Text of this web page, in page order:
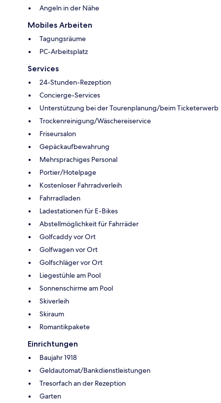
Angeln in der Nähe
Mobiles Arbeiten
Tagungsräume
PC-Arbeitsplatz
Services
24-Stunden-Rezeption
Concierge-Services
Unterstützung bei der Tourenplanung/beim Ticketerwerb
Trockenreinigung/Wäschereiservice
Friseursalon
Gepäckaufbewahrung
Mehrsprachiges Personal
Portier/Hotelpage
Kostenloser Fahrradverleih
Fahrradladen
Ladestationen für E-Bikes
Abstellmöglichkeit für Fahrräder
Golfcaddy vor Ort
Golfwagen vor Ort
Golfschläger vor Ort
Liegestühle am Pool
Sonnenschirme am Pool
Skiverleih
Skiraum
Romantikpakete
Einrichtungen
Baujahr 1918
Geldautomat/Bankdienstleistungen
Tresorfach an der Rezeption
Garten